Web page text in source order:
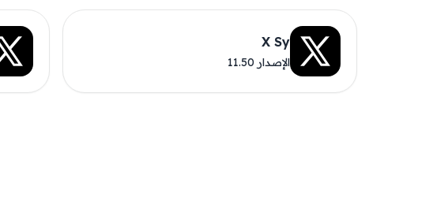
X Sy
الإصدار 11.50